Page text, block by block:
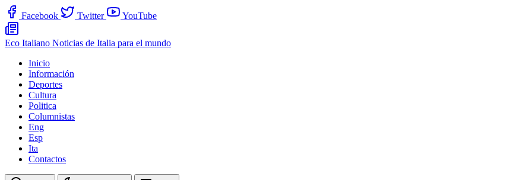
Facebook Twitter YouTube
Eco Italiano Noticias de Italia para el mundo
Inicio
Información
Deportes
Cultura
Politica
Columnistas
Eng
Esp
Ita
Contactos